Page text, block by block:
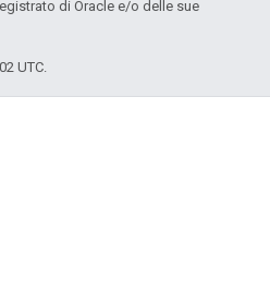
di Oracle e/o delle sue
UTC.